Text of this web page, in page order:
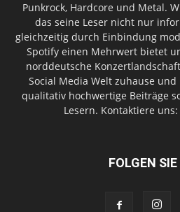
Punkrock, Hardcore und Metal.
das seine Leser nicht nur
gleichzeitig durch Einbindung
Spotify einen Mehrwert bietet
norddeutsche
Social Media Welt zuhause
qualitativ hochwertige Beiträge
Lesern. Kontaktiere
FOLGEN